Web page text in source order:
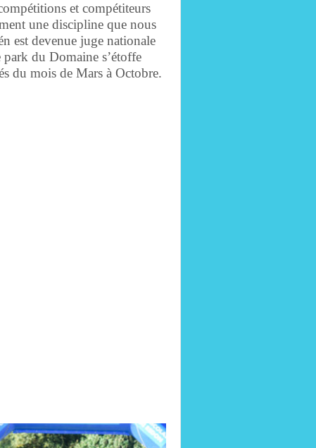
et compétiteurs
une discipline que nous
est devenue juge nationale
du Domaine s’étoffe
du mois de Mars à Octobre.